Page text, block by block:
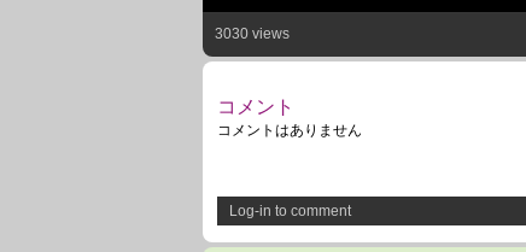
3030 views
コメント
コメントはありません
Log-in to comment